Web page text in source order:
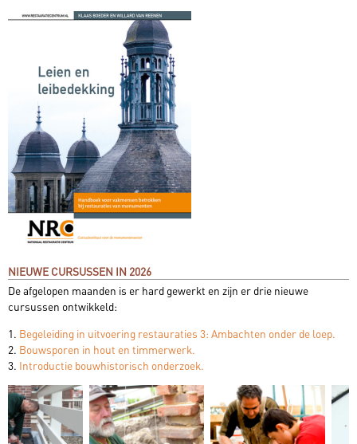
NIEUWE CURSUSSEN IN 2026
De afgelopen maanden is er hard gewerkt en zijn er drie nieuwe
cursussen ontwikkeld:
1. Begeleiding in uitvoering restauraties 3: Ambachten onder de loep.
2. Bouwsporen in hout en timmerwerk.
3. Introductie bouwhistorisch onderzoek.